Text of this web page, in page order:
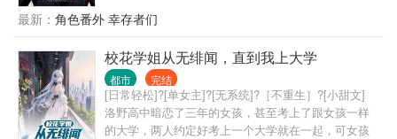
本来因为接地气的原因顾怀安都不抱着跟女嘉宾牵手
女嘉宾竟然都选择了他！ …… 读者交流群：
414950008
自己当人。” “？” ... 自我介绍一下，我叫程实，从不骗
人的程实。 什么，你没听说过我？ 没关系，你只是还
没被我骗过。 很快，你就会记得了。 ... 书名，其他均
为推广。 无系统，不无敌，非爽文，介意慎入 ...
最新： 角色番外 幸存者们
校花学姐从无绯闻，直到我上大学
都市 完结
[日常轻松]?[单女主]?[无系统]?［不重生］?[小甜文]
洛野高中暗恋了三年的女孩，甚至考上了跟女孩一样
的大学，两人约定好考上一个大学就在一起，可女孩